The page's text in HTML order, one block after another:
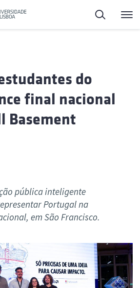
Pesquisa
do
final nacional
Basement
pública inteligente
Portugal na
em São Francisco.